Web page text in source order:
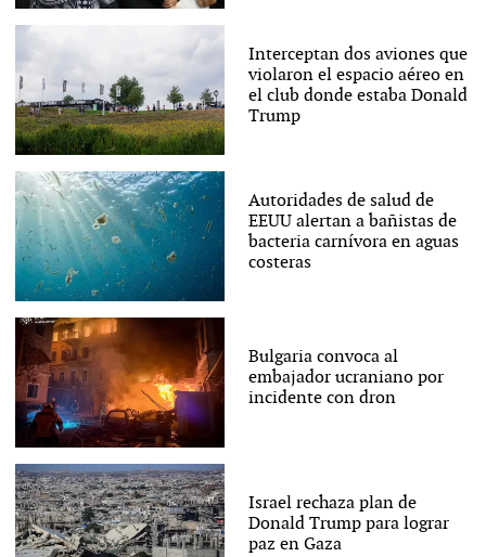
Interceptan dos aviones que
violaron el espacio aéreo en
el club donde estaba Donald
Trump
Autoridades de salud de
EEUU alertan a bañistas de
bacteria carnívora en aguas
costeras
Bulgaria convoca al
embajador ucraniano por
incidente con dron
Israel rechaza plan de
Donald Trump para lograr
paz en Gaza